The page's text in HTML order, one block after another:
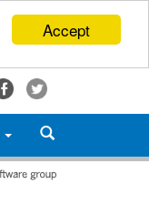
Accept